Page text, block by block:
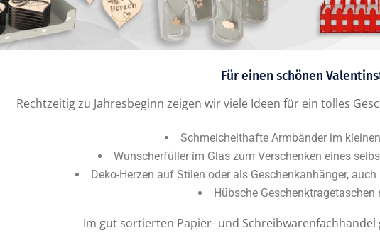
Für einen schönen
Rechtzeitig zu Jahresbeginn zeigen wir viele Ideen für ein tolles
Schmeichelthafte Armbänder im
Wunscherfüller im Glas zum Verschenken eines
Deko-Herzen auf Stilen oder als Geschenkanhänger,
Hübsche Geschenktragetaschen
Im gut sortierten Papier- und